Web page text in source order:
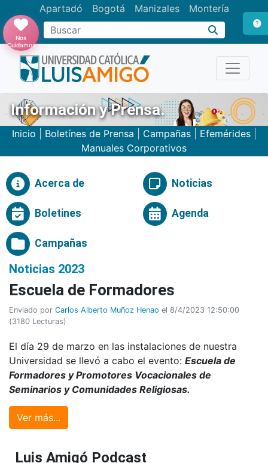
Apartadó Bogotá Manizales Montería
Buscar
Nos
Cuidamos
Información y Prensa.
Inicio Boletínes de Prensa Campañas| Efemérides|
Manuales Corporativos
Acerca de Noticias
Boletines Agenda
Campañas
Noticias 2023
Escuela de Formadores
Enviado por Carlos Alberto Muñoz Henao el 8/4/2023 12:50:00
(3180 Lecturas)
El día 29 de marzo en las instalaciones de nuestra
Universidad se llevó a cabo el evento: Escuela de
Formadores y Promotores Vocacionales de
Seminarios y Comunidades Religiosas.
Ver más...
Luis Amigó Podcast